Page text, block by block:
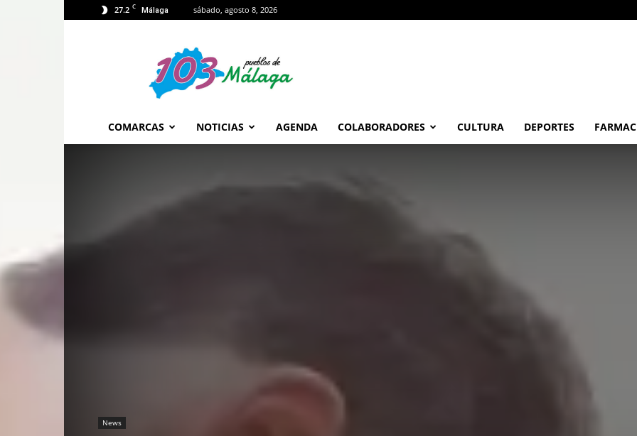
27.2 C Málaga sábado, agosto 8, 2026
Málaga
COMARCAS NOTICIAS AGENDA COLABORADORES CULTURA DEPORTES
News